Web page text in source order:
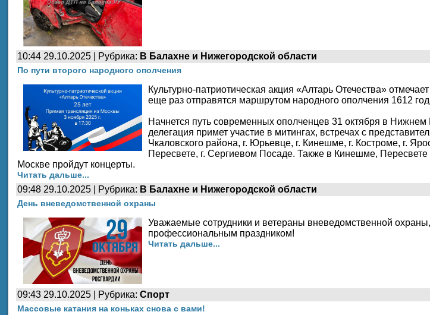
10:44 29.10.2025 | Рубрика: В Балахне и Нижегородской области
По пути второго народного ополчения
Культурно-патриотическая акция «Алтарь Отечества»
еще раз отправятся маршрутом народного ополчения 1612
Начнется путь современных ополченцев 31 октября в
делегация примет участие в митингах, встречах с
Чкаловского района, г. Юрьевце, г. Кинешме, г. Костроме, г.
Пересвете, г. Сергиевом Посаде. Также в Кинешме,
Москве пройдут концерты.
Читать дальше...
09:48 29.10.2025 | Рубрика: В Балахне и Нижегородской области
День вневедомственной охраны
Уважаемые сотрудники и ветераны вневедомственной
профессиональным праздником!
Читать дальше...
09:43 29.10.2025 | Рубрика: Спорт
Массовые катания на коньках снова с вами!